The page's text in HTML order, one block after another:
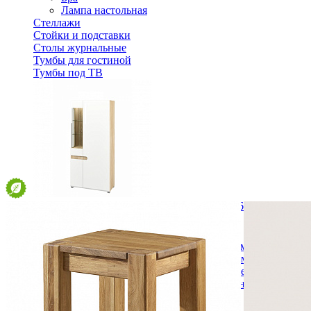
Лампа настольная
Стеллажи
Стойки и подставки
Столы журнальные
Тумбы для гостиной
Тумбы под ТВ
Шкаф комбинированный Леонардо МН-026-19
Спальня
Деревянные кровати с подъемным механизмом
Кровати односпальные с подъемным механизмом
Кровати двуспальные с подъемным механизмом
Кровати полутороспальные с подъемным
Зеркала